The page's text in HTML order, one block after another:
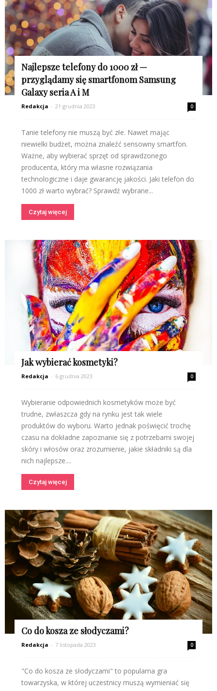
Najlepsze telefony do 1000 zł —
przyglądamy się smartfonom Samsung
Galaxy seria A i M
Redakcja - 21 grudnia 2023 0
Tanie telefony nie muszą być złe. Nawet mając
niewielki budżet, można znaleźć sensowny smartfon.
Ważne, aby wybierać sprzęt od sprawdzonego
producenta, który ma własne rozwiązania
technologiczne i daje gwarancję jakości. Jaki telefon do
1000 zł warto wybrać? Sprawdź wybrane...
Czytaj więcej
Jak wybierać kosmetyki?
Redakcja - 6 grudnia 2023 0
Wybieranie odpowiednich kosmetyków może być
trudne, zwłaszcza gdy na rynku jest tak wiele
produktów do wyboru. Warto jednak poświęcić trochę
czasu na dokładne zapoznanie się z potrzebami swojej
skóry i włosów oraz zrozumienie, jakie składniki są dla
nich najlepsze....
Czytaj więcej
Co do kosza ze słodyczami?
Redakcja - 7 listopada 2023 0
"Co do kosza ze słodyczami" to popularna gra
towarzyska, w której uczestnicy muszą wymieniać się